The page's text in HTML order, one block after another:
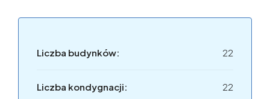
Liczba budynków: 22
Liczba kondygnacji: 22